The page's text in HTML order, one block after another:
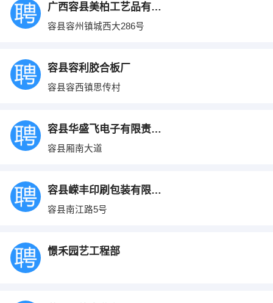
广西容县美柏工艺品有限公司
容县容州镇城西大286号
容县容利胶合板厂
容县容西镇思传村
容县华盛飞电子有限责任公司
容县厢南大道
容县嵘丰印刷包装有限公司
容县南江路5号
憬禾园艺工程部